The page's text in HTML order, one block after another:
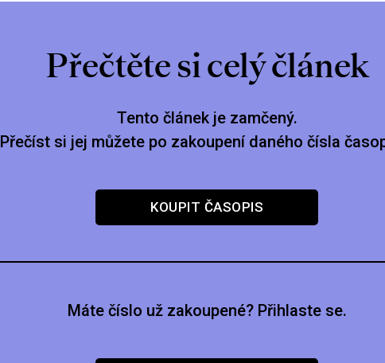
Přečtěte si celý článek
Tento článek je zamčený.
Přečíst si jej můžete po zakoupení daného čísla
KOUPIT ČASOPIS
Máte číslo už zakoupené? Přihlaste se.